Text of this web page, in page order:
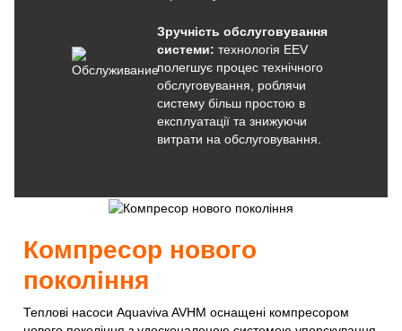
Зручність обслуговування
системи: технологія EEV
полегшує процес технічного
обслуговування, роблячи
систему більш простою в
експлуатації та знижуючи
витрати на обслуговування.
Компресор нового
покоління
Теплові насоси Aquaviva AVHM оснащені компресором